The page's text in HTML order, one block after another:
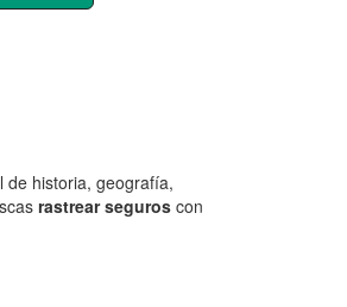
de historia, geografía,
rastrear seguros con